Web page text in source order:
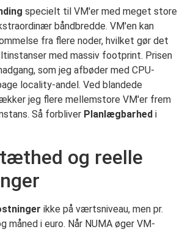
specielt til VM'er med meget store
båndbredde. VM'en kan
fra flere noder, hvilket gør det
med massiv footprint. Prisen
som jeg afbøder med CPU-
locality-andel. Ved blandede
jeg flere mellemstore VM'er frem
Så forbliver Planlægbarhed i
og reelle
ikke på værtsniveau, men pr.
måned i euro. Når NUMA øger VM-